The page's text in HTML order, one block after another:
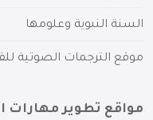
السنة النبوية وعلومها
موقع الترجمات الصوتية
مواقع تطوير مهارات